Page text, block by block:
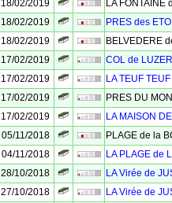
18/02/2019
LA FONTAINE
18/02/2019
PRES des
18/02/2019
BELVEDERE
17/02/2019
COL de
17/02/2019
LA TEUF TEUF
17/02/2019
PRES DU
17/02/2019
LA MAISON
05/11/2018
PLAGE de la
04/11/2018
LA PLAGE de
28/10/2018
LA Virée de
27/10/2018
LA Virée de